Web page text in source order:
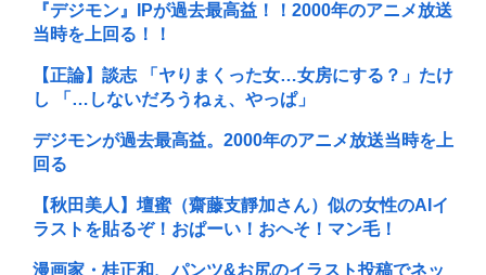
『デジモン』IPが過去最高益！！2000年のアニメ放送
当時を上回る！！
【正論】談志 「ヤりまくった女…女房にする？」たけ
し 「…しないだろうねぇ、やっぱ」
デジモンが過去最高益。2000年のアニメ放送当時を上
回る
【秋田美人】壇蜜（齋藤支靜加さん）似の女性のAIイ
ラストを貼るぞ！おぱーい！おへそ！マン毛！
漫画家・桂正和、パンツ&お尻のイラスト投稿でネッ